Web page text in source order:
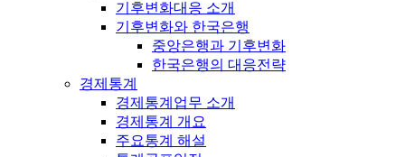
기후변화대응 소개
기후변화와 한국은행
중앙은행과 기후변화
한국은행의 대응전략
경제통계
경제통계업무 소개
경제통계 개요
주요통계 해설